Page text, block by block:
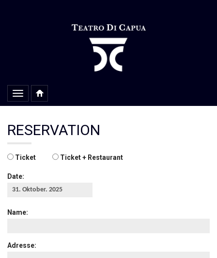
Alterar
navegação
RESERVATION
Ticket Ticket + Restaurant
Date:
Name:
Adresse: